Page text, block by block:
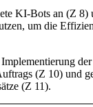
KI-Bots an (Z 8)
, um die
Implementierung
(Z 10) und
(Z 11).